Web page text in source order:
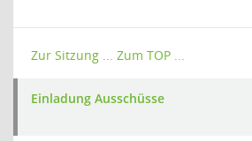
Zur Sitzung ... Zum TOP ...
Einladung Ausschüsse